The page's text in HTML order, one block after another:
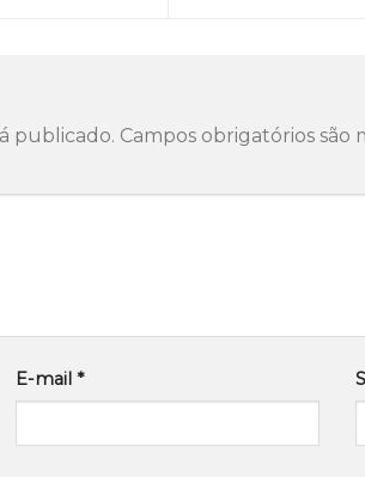
publicado. Campos obrigatórios são
E-mail*